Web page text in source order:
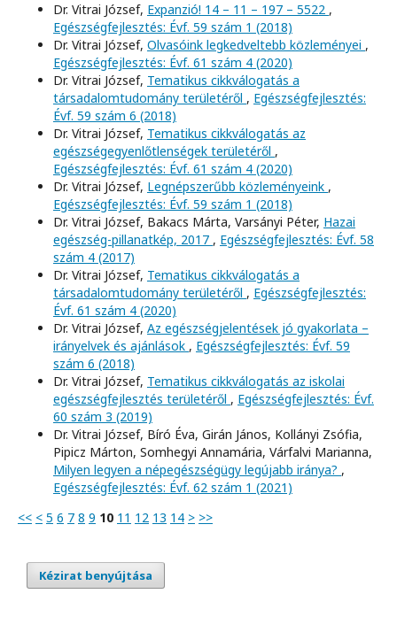
Dr. Vitrai József, Expanzió! 14 – 11 – 197 – 5522 ,
Egészségfejlesztés: Évf. 59 szám 1 (2018)
Dr. Vitrai József, Olvasóink legkedveltebb közleményei ,
Egészségfejlesztés: Évf. 61 szám 4 (2020)
Dr. Vitrai József, Tematikus cikkválogatás a
társadalomtudomány területéről , Egészségfejlesztés:
Évf. 59 szám 6 (2018)
Dr. Vitrai József, Tematikus cikkválogatás az
egészségegyenlőtlenségek területéről ,
Egészségfejlesztés: Évf. 61 szám 4 (2020)
Dr. Vitrai József, Legnépszerűbb közleményeink ,
Egészségfejlesztés: Évf. 59 szám 1 (2018)
Dr. Vitrai József, Bakacs Márta, Varsányi Péter, Hazai
egészség-pillanatkép, 2017 , Egészségfejlesztés: Évf. 58
szám 4 (2017)
Dr. Vitrai József, Tematikus cikkválogatás a
társadalomtudomány területéről , Egészségfejlesztés:
Évf. 61 szám 4 (2020)
Dr. Vitrai József, Az egészségjelentések jó gyakorlata –
irányelvek és ajánlások , Egészségfejlesztés: Évf. 59
szám 6 (2018)
Dr. Vitrai József, Tematikus cikkválogatás az iskolai
egészségfejlesztés területéről , Egészségfejlesztés: Évf.
60 szám 3 (2019)
Dr. Vitrai József, Bíró Éva, Girán János, Kollányi Zsófia,
Pipicz Márton, Somhegyi Annamária, Várfalvi Marianna,
Milyen legyen a népegészségügy legújabb iránya? ,
Egészségfejlesztés: Évf. 62 szám 1 (2021)
<< < 5 6 7 8 9 10 11 12 13 14 > >>
Kézirat benyújtása